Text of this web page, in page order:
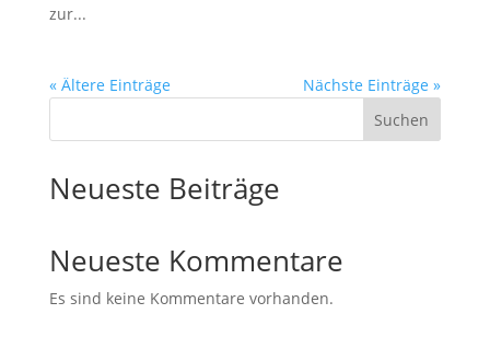
zur...
« Ältere Einträge
Nächste Einträge »
Suchen
Neueste Beiträge
Neueste Kommentare
Es sind keine Kommentare vorhanden.